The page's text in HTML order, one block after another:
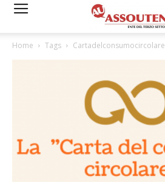
Home Tags Cartadelconsumocircolare